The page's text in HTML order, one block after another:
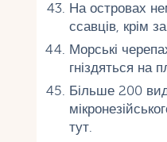
На островах
ссавців, крім
Морські
гніздяться на
Більше 200
тут.